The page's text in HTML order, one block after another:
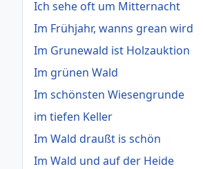
Ich sehe oft um Mitternacht
Im Frühjahr, wanns grean wird
Im Grunewald ist Holzauktion
Im grünen Wald
Im schönsten Wiesengrunde
im tiefen Keller
Im Wald draußt is schön
Im Wald und auf der Heide